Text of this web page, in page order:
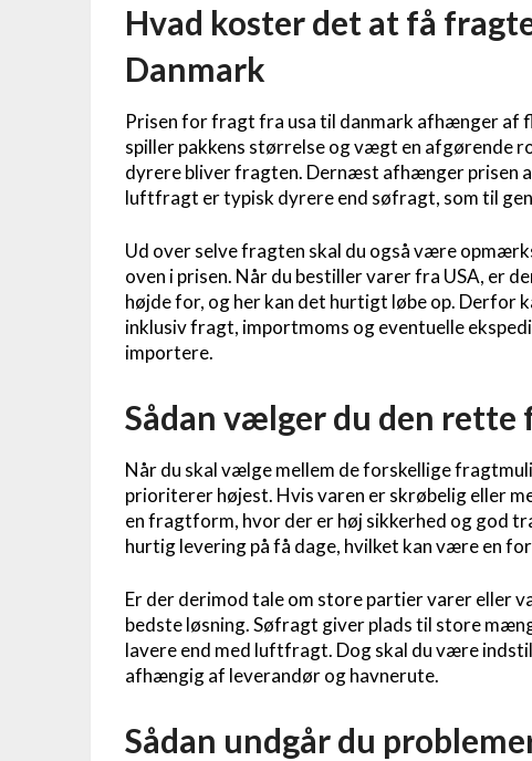
Hvad koster det at få
Danmark
Prisen for fragt fra usa til danmark afhænger
spiller pakkens størrelse og vægt en afgørende
dyrere bliver fragten. Dernæst afhænger prisen
luftfragt er typisk dyrere end søfragt, som til
Ud over selve fragten skal du også være
oven i prisen. Når du bestiller varer fra USA, er
højde for, og her kan det hurtigt løbe op. Derfor
inklusiv fragt, importmoms og eventuelle
importere.
Sådan vælger du den rette
Når du skal vælge mellem de forskellige
prioriterer højest. Hvis varen er skrøbelig eller
en fragtform, hvor der er høj sikkerhed og god
hurtig levering på få dage, hvilket kan være en
Er der derimod tale om store partier varer eller
bedste løsning. Søfragt giver plads til store
lavere end med luftfragt. Dog skal du være
afhængig af leverandør og havnerute.
Sådan undgår du